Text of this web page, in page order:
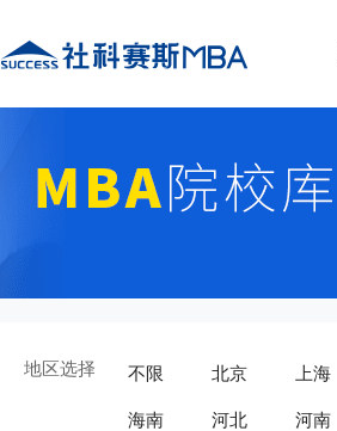
地区选择 不限 北京 上海
海南 河北 河南